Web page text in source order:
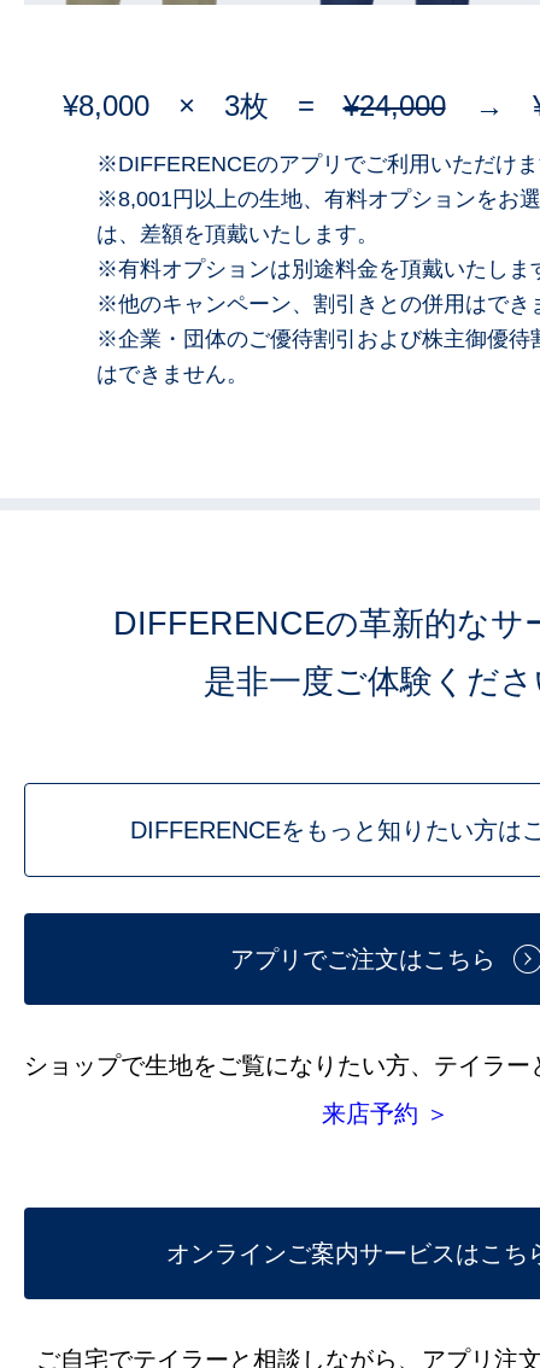
¥8,000 × 3枚 =¥24,000→
※DIFFERENCEのアプリでご利用いただけ
※8,001円以上の生地、有料オプションをお
は、差額を頂戴いたします。
※有料オプションは別途料金を頂戴いたしま
※他のキャンペーン、割引きとの併用はでき
※企業・団体のご優待割引および株主御優待
はできません。
DIFFERENCEの革新的なサ
是非一度ご体験くだ
DIFFERENCEをもっと知りたい方は
アプリでご注文はこちら
ショップで生地をご覧になりたい方、テイラ
来店予約 ＞
オンラインご案内サービスはこち
ご自宅でテイラーと相談しながら、アプリ注